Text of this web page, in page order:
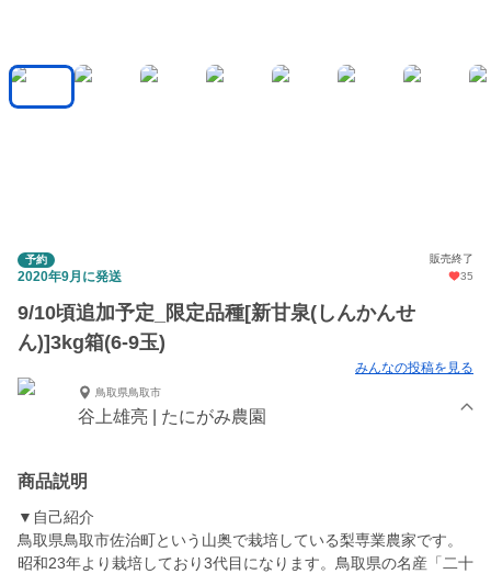
予約 販売終了
2020年9月に発送 35
9/10頃追加予定_限定品種[新甘泉(しんかんせ
ん)]3kg箱(6-9玉)
みんなの投稿を見る
鳥取県鳥取市
谷上雄亮 | たにがみ農園
商品説明
▼自己紹介
鳥取県鳥取市佐治町という山奥で栽培している梨専業農家です。
昭和23年より栽培しており3代目になります。鳥取県の名産「二十